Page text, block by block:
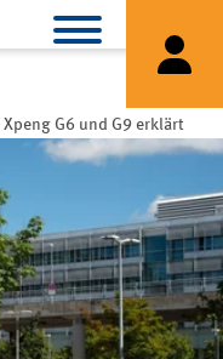
G6 und G9 erklärt